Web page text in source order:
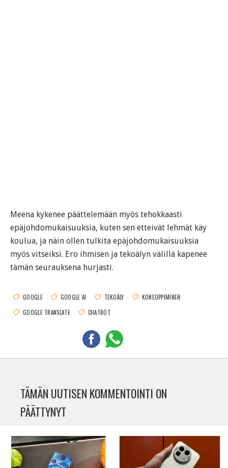
Meena kykenee päättelemään myös tehokkaasti
epäjohdomukaisuuksia, kuten sen etteivät lehmät käy
koulua, ja näin ollen tulkita epäjohdomukaisuuksia
myös vitseiksi. Ero ihmisen ja tekoälyn välillä kapenee
tämän seurauksena hurjasti.
GOOGLE GOOGLE AI TEKOÄLY
KONEOPPIMINEN
GOOGLE TRANSLATE
CHATBOT
TÄMÄN UUTISEN KOMMENTOINTI ON
PÄÄTTYNYT